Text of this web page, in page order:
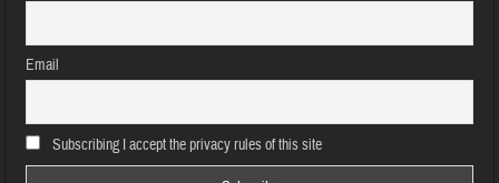
Email
Subscribing I accept the privacy rules of this site